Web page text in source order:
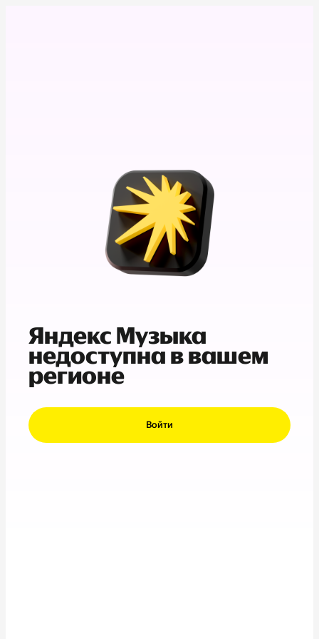
Яндекс Музыка
недоступна в вашем
регионе
Войти